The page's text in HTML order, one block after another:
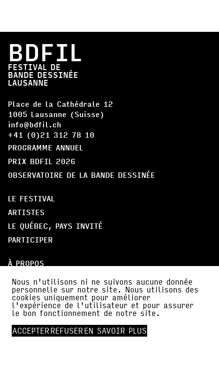
BDFIL
FESTIVAL DE
BANDE DESSINÉE
LAUSANNE
Place de la Cathédrale 12
1005 Lausanne (Suisse)
info@bdfil.ch
+41 (0)21 312 78 10
PROGRAMME ANNUEL
PRIX BDFIL 2026
OBSERVATOIRE DE LA BANDE DESSINÉE
LE FESTIVAL
ARTISTES
LE QUÉBEC, PAYS INVITÉ
PARTICIPER
À PROPOS
PARTENAIRES
AMI·E·S DE BDFIL
CERCLE DES MÉCÈNES
INFOS PRATIQUES
Nous n'utilisons ni ne suivons aucune donnée
personnelle sur notre site. Nous utilisons des
cookies uniquement pour améliorer
l'expérience de l'utilisateur et pour assurer
le bon fonctionnement de notre site.
ACCEPTERREFUSEREN SAVOIR PLUS